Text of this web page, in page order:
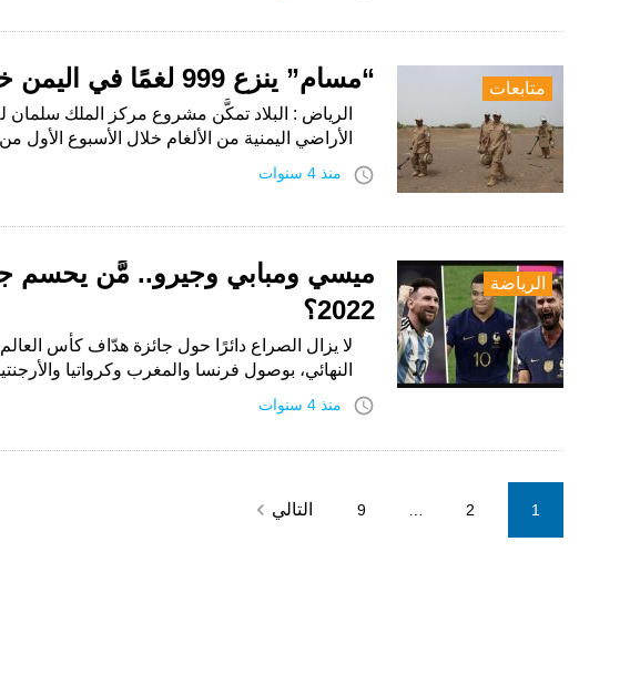
متابعات “مسام” ينزع 999 لغمًا في اليمن خلال أسبوع
الرياض : البلاد تمكَّن مشروع مركز الملك سلمان
الأراضي اليمنية من الألغام خلال الأسبوع الأول من شهر
access_time منذ 4 سنوات
الرياضة
ميسي ومبابي وجيرو.. مَّن يحسم
2022؟
النهائي، بوصول فرنسا والمغرب وكرواتيا
access_time منذ 4 سنوات
Posts
pagination
1
2
9 التالي navigate_next